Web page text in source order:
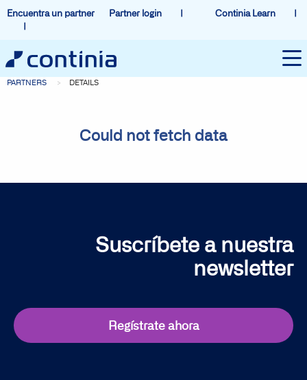
Encuentra un partner Partner login Continia Learn
PARTNERS DETAILS
Could not fetch data
Suscríbete a nuestra
newsletter
Regístrate ahora